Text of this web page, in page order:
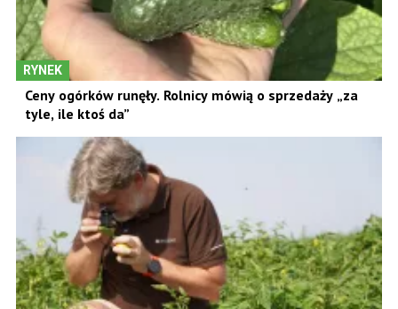
RYNEK
Ceny ogórków runęły. Rolnicy mówią o sprzedaży „za
tyle, ile ktoś da”